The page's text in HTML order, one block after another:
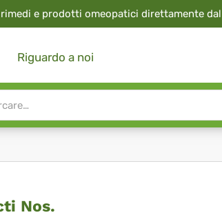
e prodotti omeopatici direttamente dal
Riguardo a noi
Nos.